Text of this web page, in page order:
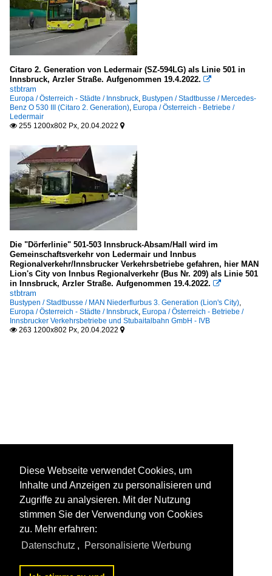
Citaro 2. Generation von Ledermair (SZ-594LG) als Linie 501 in
Innsbruck, Arzler Straße. Aufgenommen 19.4.2022. 
stbtram
Europa / Österreich - Städte / Innsbruck Bustypen / Stadtbusse / Mercedes-
Benz O 530 III (Citaro 2. Generation) Europa / Österreich - Betriebe /
Ledermair
 255 1200x802 Px, 20.04.2022 
Die "Dörferlinie" 501-503 Innsbruck-Absam/Hall wird im
Gemeinschaftsverkehr von Ledermair und Innbus
Regionalverkehr/Innsbrucker Verkehrsbetriebe gefahren, hier MAN
Lion's City von Innbus Regionalverkehr (Bus Nr. 209) als Linie 501
in Innsbruck, Arzler Straße. Aufgenommen 19.4.2022. 
stbtram
Bustypen / Stadtbusse / MAN Niederflurbus 3. Generation (Lion's City)
Europa / Österreich - Städte / Innsbruck Europa / Österreich - Betriebe /
Innsbrucker Verkehrsbetriebe und Stubaitalbahn GmbH - IVB
 263 1200x802 Px, 20.04.2022 
Diese Webseite verwendet Cookies, um
Inhalte und Anzeigen zu personalisieren und
Zugriffe zu analysieren. Mit der Nutzung
stimmen Sie der Verwendung von Cookies
zu. Mehr erfahren:
Datenschutz , Personalisierte Werbung